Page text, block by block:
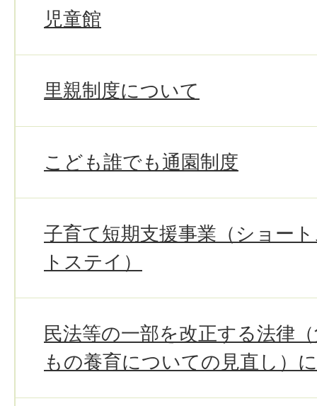
児童館
里親制度について
こども誰でも通園制度
子育て短期支援事業（ショー
トステイ）
民法等の一部を改正する法律
もの養育についての見直し）